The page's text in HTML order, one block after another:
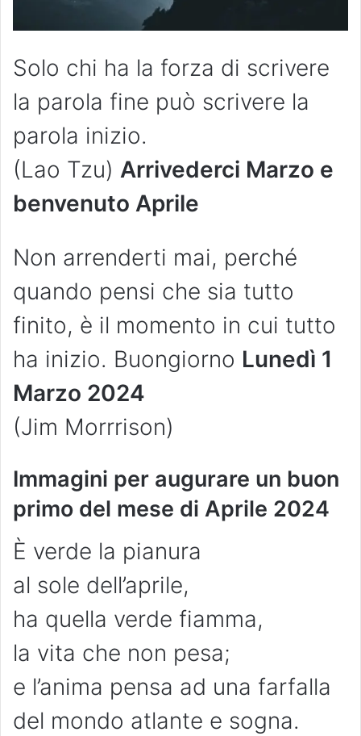
Solo chi ha la forza di scrivere
la parola fine può scrivere la
parola inizio.
(Lao Tzu) Arrivederci Marzo e
benvenuto Aprile
Non arrenderti mai, perché
quando pensi che sia tutto
finito, è il momento in cui tutto
ha inizio. Buongiorno Lunedì 1
Marzo 2024
(Jim Morrrison)
Immagini per augurare un buon
primo del mese di Aprile 2024
È verde la pianura
al sole dell’aprile,
ha quella verde fiamma,
la vita che non pesa;
e l’anima pensa ad una farfalla
del mondo atlante e sogna.